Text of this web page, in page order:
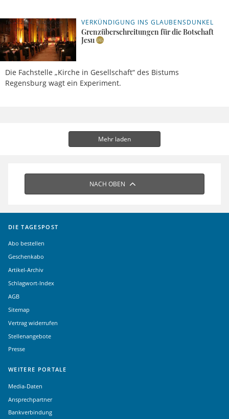
VERKÜNDIGUNG INS GLAUBENSDUNKEL
Grenzüberschreitungen für die Botschaft
Jesu
Die Fachstelle „Kirche in Gesellschaft“ des Bistums
Regensburg wagt ein Experiment.
16.12.2024,
10 Uhr
Esther von
Krosigk
Mehr laden
NACH OBEN
DIE TAGESPOST
Abo bestellen
Geschenkabo
Artikel-Archiv
Schlagwort-Index
AGB
Sitemap
Vertrag widerrufen
Stellenangebote
Presse
WEITERE PORTALE
Media-Daten
Ansprechpartner
Bankverbindung